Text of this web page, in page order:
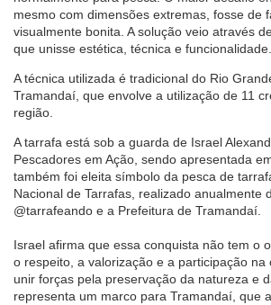
mesmo com dimensões extremas, fosse de
visualmente bonita. A solução veio através
que unisse estética, técnica e funcionalidade.
A técnica utilizada é tradicional do Rio
Tramandaí, que envolve a utilização de 11
região.
A tarrafa está sob a guarda de Israel
Pescadores em Ação, sendo apresentada
também foi eleita símbolo da pesca de
Nacional de Tarrafas, realizado
@tarrafeando e a Prefeitura de Tramandaí.
Israel afirma que essa conquista não tem o
o respeito, a valorização e a participação
unir forças pela preservação da natureza e
representa um marco para Tramandaí, que